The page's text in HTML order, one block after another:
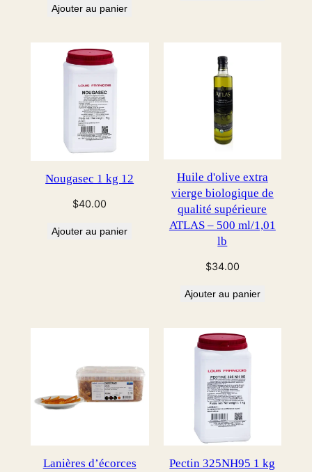
Ajouter au panier
Nougasec 1 kg 12
$40.00
Ajouter au panier
Huile d'olive extra
vierge biologique de
qualité supérieure
ATLAS – 500 ml/1,01
lb
$34.00
Ajouter au panier
Lanières d’écorces
Pectin 325NH95 1 kg